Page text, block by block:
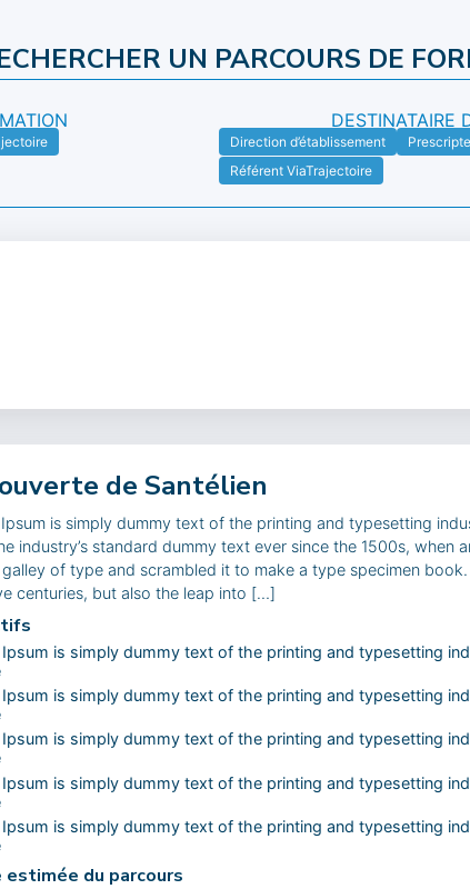
UN PARCOURS DE
DESTINATAIRE
Direction d’établissement
Référent ViaTrajectoire
de Santélien
is simply dummy text of the printing and typesetting
industry’s standard dummy text ever since the 1500s, when
of type and scrambled it to make a type specimen
centuries, but also the leap into […]
Ipsum is simply dummy text of the printing and typesetting
Ipsum is simply dummy text of the printing and typesetting
Ipsum is simply dummy text of the printing and typesetting
Ipsum is simply dummy text of the printing and typesetting
Ipsum is simply dummy text of the printing and typesetting
estimée du parcours